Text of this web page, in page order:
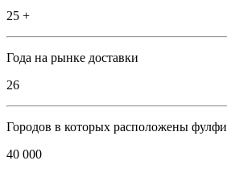
25 +
Года на рынке доставки
26
Городов в которых расположены
40 000